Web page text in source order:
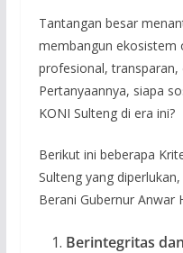
Tantangan besar
membangun ekosistem
profesional, transparan,
Pertanyaannya, siapa
KONI Sulteng di era ini?
Berikut ini beberapa
Sulteng yang
Berani Gubernur Anwar
Berintegritas